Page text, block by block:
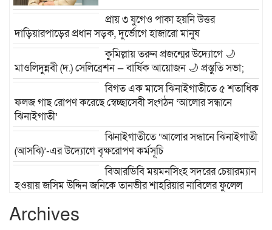
প্রায় ৩ যুগেও পাকা হয়নি উত্তর
দাড়িয়ারপাড়ের প্রধান সড়ক, দুর্ভোগে হাজারো মানুষ
কুমিল্লায় তরুন প্রজন্মের উদ্যোগে 🌙
মাওলিদুন্নবী (দ.) সেলিব্রেশন — বার্ষিক আয়োজন 🌙 প্রস্তুতি সভা;
বিগত এক মাসে ঝিনাইগাতীতে ৫ শতাধিক
ফলজ গাছ রোপণ করেছে স্বেচ্ছাসেবী সংগঠন ‘আলোর সন্ধানে
ঝিনাইগাতী’
ঝিনাইগাতীতে ‘আলোর সন্ধানে ঝিনাইগাতী
(আসঝি)’-এর উদ্যোগে বৃক্ষরোপণ কর্মসূচি
বিআরডিবি ময়মনসিংহ সদরের চেয়ারম্যান
হওয়ায় জসিম উদ্দিন জনিকে তানভীর শাহরিয়ার নাবিলের ফুলেল
Archives